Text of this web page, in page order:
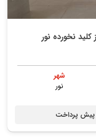
کلید نخورده نور
شهر
نور
پیش پرداخت